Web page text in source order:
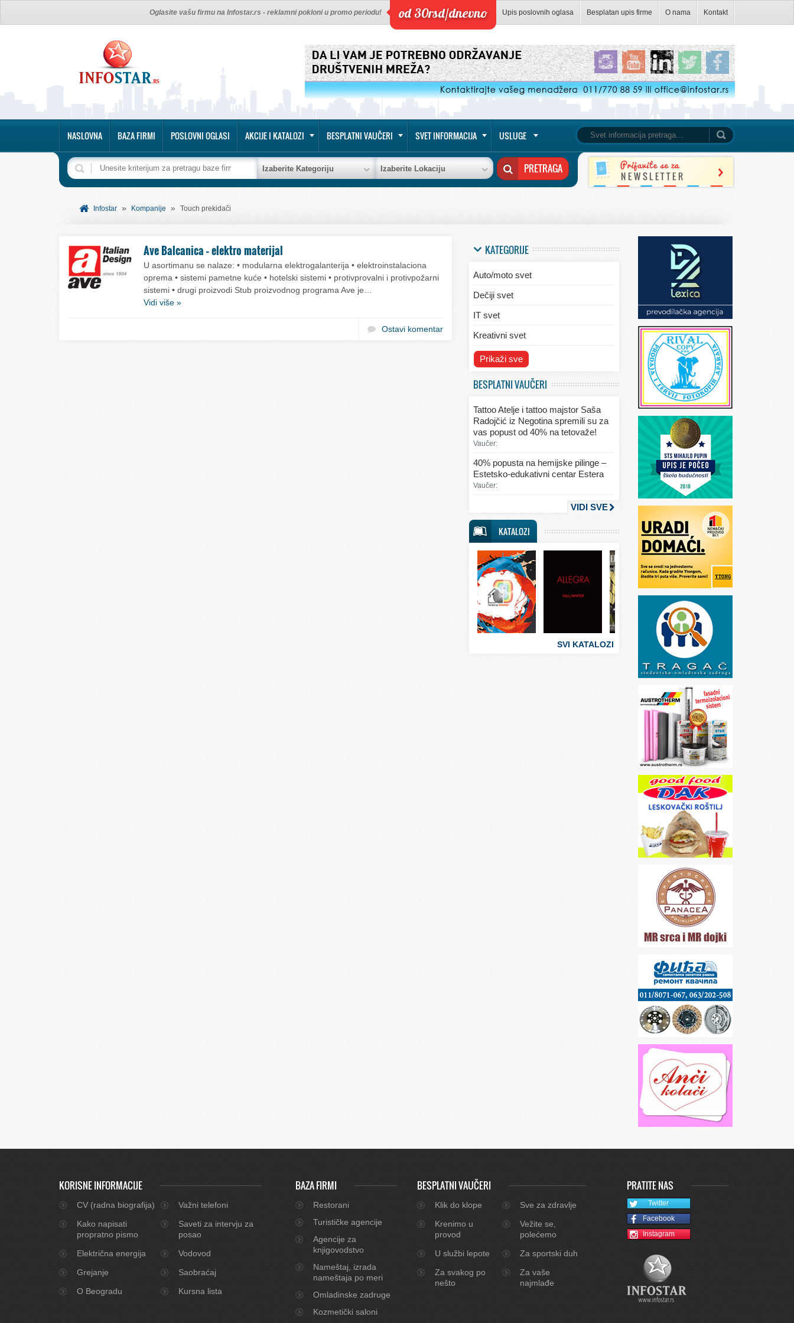
Upis poslovnih oglasa Besplatan upis firme O nama Kontakt
od 30rsd/dnevno
Oglasite vašu firmu na Infostar.rs - reklamni pokloni u promo periodu!
NASLOVNA BAZA FIRMI POSLOVNI OGLASI AKCIJE I KATALOZI BESPLATNI VAUČERI SVET INFORMACIJA USLUGE
Izaberite Kategoriju Izaberite Lokaciju
Infostar » Kompanije » Touch prekidači
Ave Balcanica – elektro materijal
U asortimanu se nalaze: • modularna elektrogalanterija • elektroinstalaciona
oprema • sistemi pametne kuće • hotelski sistemi • protivprovalni i protivpožarni
sistemi • drugi proizvodi Stub proizvodnog programa Ave je…
Vidi više »
Ostavi komentar
KATEGORIJE
Auto/moto svet
Dečiji svet
IT svet
Kreativni svet
Svet ekologije
Svet kulinarstva
Svet lepote
Svet mode
Svet sporta
Svet tehnike
Svet ugostiteljstva
Svet zabave i umetnosti
Svet zanimljivosti
Svet zdravlja
Prikaži sve
BESPLATNI VAUČERI
Tattoo Atelje i tattoo majstor Saša
Radojčić iz Negotina spremili su za
vas popust od 40% na tetovaže!
Vaučer:
40% popusta na hemijske pilinge –
Estetsko-edukativni centar Estera
Vaučer:
VIDI SVE
KATALOZI
SVI KATALOZI
KORISNE INFORMACIJE
CV (radna biografija)
Važni telefoni
Kako napisati
propratno pismo
Saveti za intervju za
posao
Električna energija
Vodovod
Grejanje
Saobraćaj
O Beogradu
Kursna lista
BAZA FIRMI
Restorani
Turističke agencije
Agencije za
knjigovodstvo
Nameštaj, izrada
nameštaja po meri
Omladinske zadruge
Kozmetički saloni
BESPLATNI VAUČERI
Klik do klope
Sve za zdravlje
Krenimo u
provod
Vežite se,
polećemo
U službi lepote
Za sportski duh
Za svakog po
nešto
Za vaše
najmlađe
PRATITE NAS
Twitter
Facebook
Instagram